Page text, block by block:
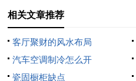
相关文章推荐
客厅聚财的风水布局
汽车空调制冷怎么开
瓷固橱柜缺点